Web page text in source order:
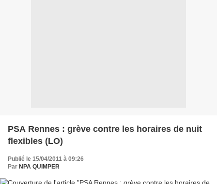
PSA Rennes : grève contre les horaires de nuit
flexibles (LO)
Publié le 15/04/2011 à 09:26
Par NPA QUIMPER